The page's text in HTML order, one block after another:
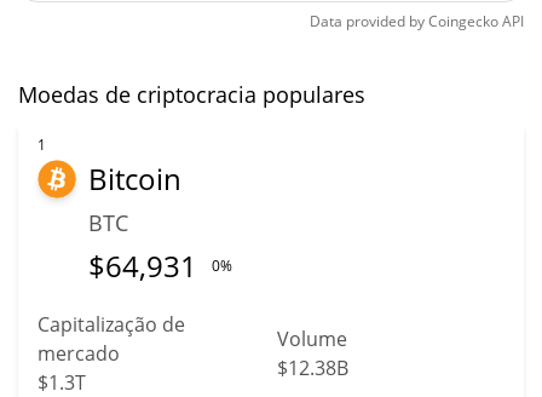
Data provided byCoingeckoAPI
Moedas de criptocracia populares
1
Bitcoin
BTC
$64,931 0%
Capitalização de
mercado
$1.3T
Volume
$12.38B